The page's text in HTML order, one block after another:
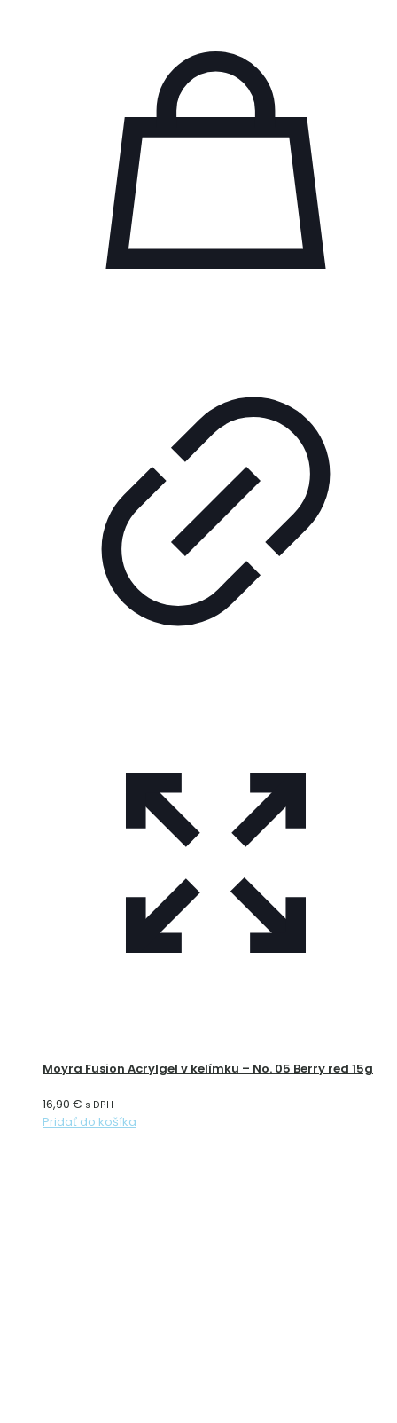
Moyra Fusion Acrylgel v kelímku – No. 05 Berry red 15g
16,90 € s DPH
Pridať do košíka